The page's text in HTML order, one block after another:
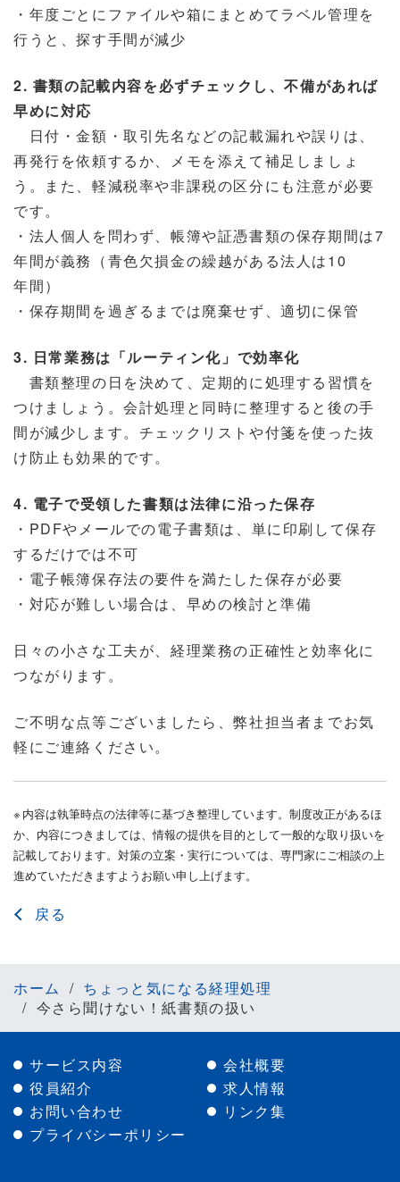
・年度ごとにファイルや箱にまとめてラベル管理を
行うと、探す手間が減少
2. 書類の記載内容を必ずチェックし、不備があれば
早めに対応
日付・金額・取引先名などの記載漏れや誤りは、
再発行を依頼するか、メモを添えて補足しましょ
う。また、軽減税率や非課税の区分にも注意が必要
です。
・法人個人を問わず、帳簿や証憑書類の保存期間は7
年間が義務（青色欠損金の繰越がある法人は10
年間）
・保存期間を過ぎるまでは廃棄せず、適切に保管
3. 日常業務は「ルーティン化」で効率化
書類整理の日を決めて、定期的に処理する習慣を
つけましょう。会計処理と同時に整理すると後の手
間が減少します。チェックリストや付箋を使った抜
け防止も効果的です。
4. 電子で受領した書類は法律に沿った保存
・PDFやメールでの電子書類は、単に印刷して保存
するだけでは不可
・電子帳簿保存法の要件を満たした保存が必要
・対応が難しい場合は、早めの検討と準備
日々の小さな工夫が、経理業務の正確性と効率化に
つながります。
ご不明な点等ございましたら、弊社担当者までお気
軽にご連絡ください。
※ 内容は執筆時点の法律等に基づき整理しています。制度改正があるほ
か、内容につきましては、情報の提供を目的として一般的な取り扱いを
記載しております。対策の立案・実行については、専門家にご相談の上
進めていただきますようお願い申し上げます。
戻る
ホーム
ちょっと気になる経理処理
今さら聞けない！紙書類の扱い
サービス内容
会社概要
役員紹介
求人情報
お問い合わせ
リンク集
プライバシーポリシー